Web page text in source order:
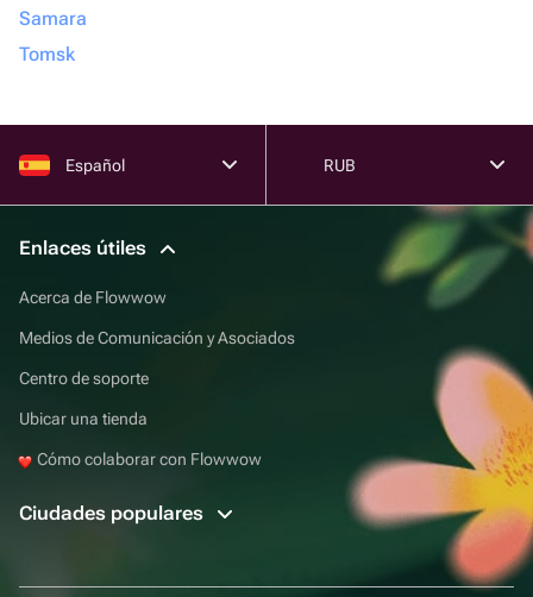
Samara
Tomsk
Español RUB
Enlaces útiles
Acerca de Flowwow
Medios de Comunicación y Asociados
Centro de soporte
Ubicar una tienda
Cómo colaborar con Flowwow
Ciudades populares